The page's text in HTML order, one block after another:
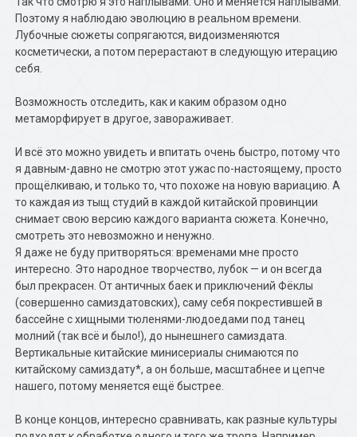
Поэтому я наблюдаю эволюцию в реальном времени.
Лубочные сюжеты сопрягаются, видоизменяются
косметически, а потом перерастают в следующую итерацию
себя.
Возможность отследить, как и каким образом одно
метаморфирует в другое, завораживает.
И всё это можно увидеть и впитать очень быстро, потому что
я давным-давно не смотрю этот ужас по-настоящему, просто
прощёлкиваю, и только то, что похоже на новую вариацию. А
то каждая из тыщ студий в каждой китайской провинции
снимает свою версию каждого варианта сюжета. Конечно,
смотреть это невозможно и ненужно.
Я даже не буду притворяться: временами мне просто
интересно. Это народное творчество, лубок — и он всегда
был прекрасен. От античных баек и приключений Фёклы
(совершенно самиздатовских), саму себя покрестившей в
бассейне с хищными тюленями-людоедами под танец
молний (так всё и было!), до нынешнего самиздата.
Вертикальные китайские минисериалы снимаются по
китайскому самиздату*, а он больше, масштабнее и цепче
нашего, потому меняется ещё быстрее.
В конце концов, интересно сравнивать, как разные культуры